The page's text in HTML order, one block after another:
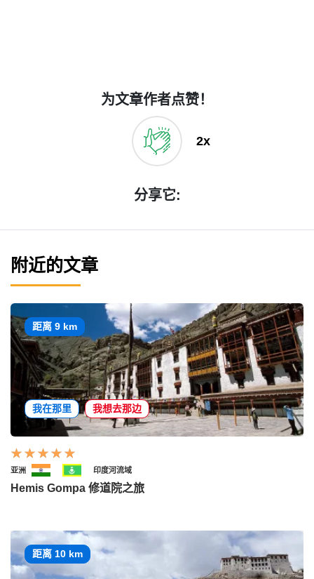
为文章作者点赞！
2x
分享它:
附近的文章
距离 9 km
我在那里 我想去那边
亚洲 印度河流域
Hemis Gompa 修道院之旅
距离 10 km